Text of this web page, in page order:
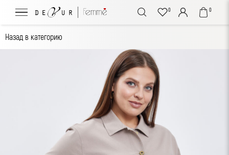
0 0
Назад в категорию